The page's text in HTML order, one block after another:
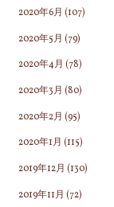
2020年6月 (107)
2020年5月 (79)
2020年4月 (78)
2020年3月 (80)
2020年2月 (95)
2020年1月 (115)
2019年12月 (130)
2019年11月 (72)